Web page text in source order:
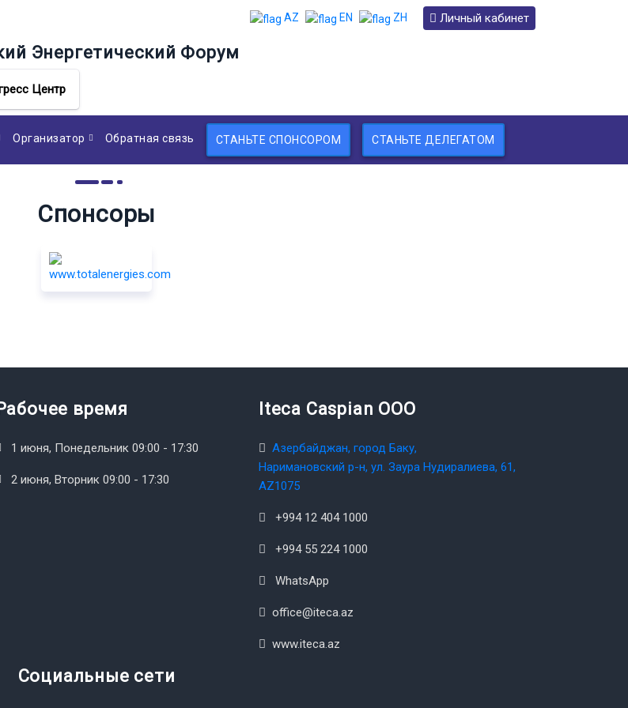
AZ EN ZH Личный кабинет
Энергетический Форум
Центр
Организатор Обратная связь СТАНЬТЕ СПОНСОРОМ СТАНЬТЕ ДЕЛЕГАТОМ
Спонсоры
Рабочее время
1 июня, Понедельник 09:00 - 17:30
2 июня, Вторник 09:00 - 17:30
Iteca Caspian OOO
Азербайджан, город Баку,
Наримановский р-н, ул. Заура Нудиралиева, 61,
AZ1075
+994 12 404 1000
+994 55 224 1000
WhatsApp
office@iteca.az
www.iteca.az
Социальные сети